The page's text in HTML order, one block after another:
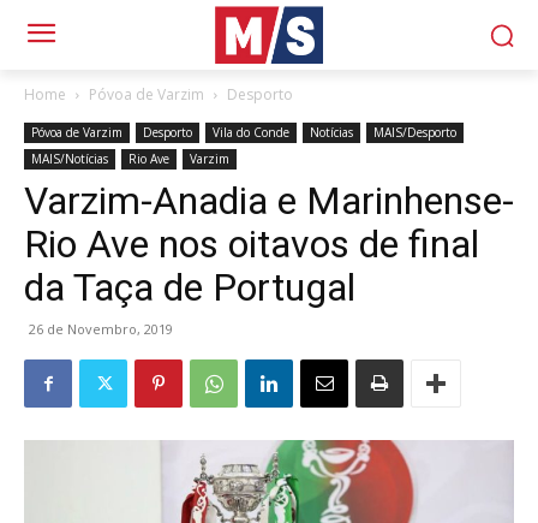
Home Póvoa de Varzim Desporto
Póvoa de Varzim Desporto Vila do Conde Notícias
MAIS/Desporto
MAIS/Notícias
Rio Ave Varzim
Varzim-Anadia e Marinhense-
Rio Ave nos oitavos de final
da Taça de Portugal
26 de Novembro, 2019